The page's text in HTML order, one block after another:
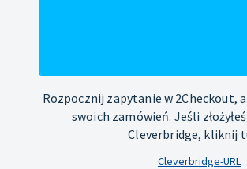
Rozpocznij zapytanie w 2Checkout,
swoich zamówień. Jeśli
Cleverbridge, kliknij
Cleverbridge-URL